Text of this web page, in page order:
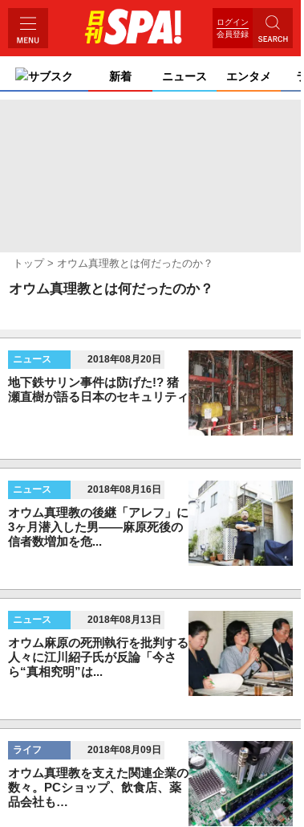
ログイン
会員登録
サブスク 新着 ニュース エンタメ
トップ オウム真理教とは何だったのか？
オウム真理教とは何だったのか？
ニュース 2018年08月20日
地下鉄サリン事件は防げた!? 猪
瀬直樹が語る日本のセキュリティ
ニュース 2018年08月16日
オウム真理教の後継「アレフ」に
3ヶ月潜入した男――麻原死後の
信者数増加を危...
ニュース 2018年08月13日
オウム麻原の死刑執行を批判する
人々に江川紹子氏が反論「今さ
ら“真相究明”は...
ライフ 2018年08月09日
オウム真理教を支えた関連企業の
数々。PCショップ、飲食店、薬
品会社も…